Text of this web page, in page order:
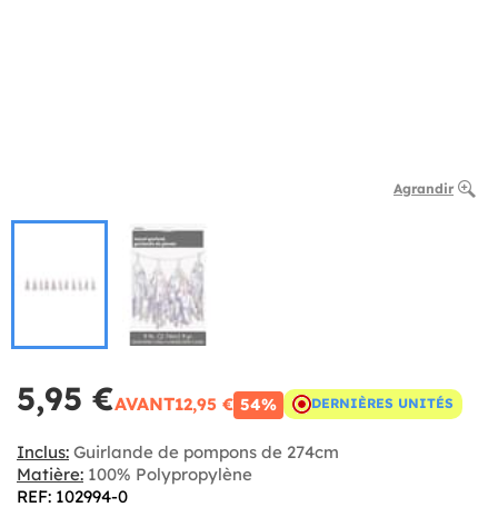
Agrandir
5,95 €AVANT12,95 € 54% DERNIÈRES UNITÉS
Inclus: Guirlande de pompons de 274cm
Matière: 100% Polypropylène
REF: 102994-0